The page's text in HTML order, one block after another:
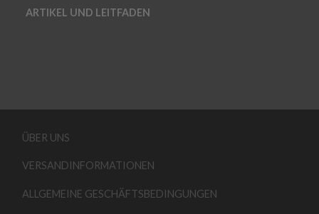
ARTIKEL UND LEITFADEN
ÜBER UNS
VERSANDINFORMATIONEN
ALLGEMEINE GESCHÄFTSBEDINGUNGEN